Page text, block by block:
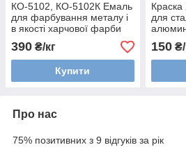
КО-5102, КО-5102К Емаль
для фарбування металу і
в якості харчової фарби
390 ₴/кг
Купити
для
150₴/
Про нас
75% позитивних з 9 відгуків за рік